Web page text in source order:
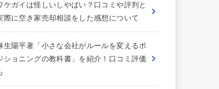
ケガイは怪しいしやばい？口コミや評判と
際に空き家売却相談をした感想について
生陽平著「小さな会社がルールを変えるポ
ショニングの教科書」を紹介！口コミ評価